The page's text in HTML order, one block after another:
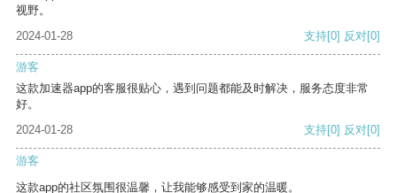
视野。
2024-01-28
支持[0] 反对[0]
游客
这款加速器app的客服很贴心，遇到问题都能及时解决，服务态度非常
好。
2024-01-28
支持[0] 反对[0]
游客
这款app的社区氛围很温馨，让我能够感受到家的温暖。